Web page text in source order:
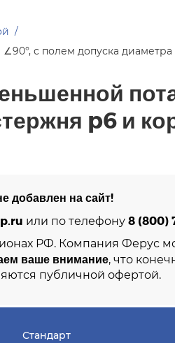
с полем допуска
p6 и
добавлен на сайт!
или по телефону 8 (800)
РФ. Компания Ферус
ваше внимание, что
публичной офертой.
Стандарт